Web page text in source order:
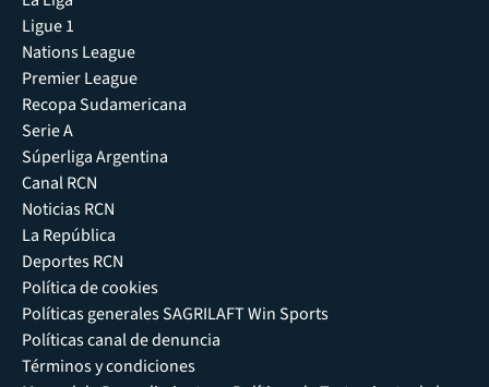
Ligue 1
Nations League
Premier League
Recopa Sudamericana
Serie A
Súperliga Argentina
Canal RCN
Noticias RCN
La República
Deportes RCN
Política de cookies
Políticas generales SAGRILAFT Win Sports
Políticas canal de denuncia
Términos y condiciones